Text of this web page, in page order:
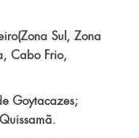
Sul, Zona
Cabo Frio,
Goytacazes;